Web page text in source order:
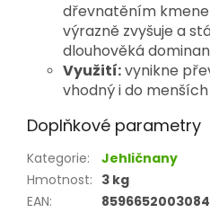
dřevnatěním
výrazně zvyšuje a
dlouhověká
Využití:vynikne
vhodný i do
Doplňkové parametry
Kategorie:
Jehličnany
Hmotnost: 3 kg
EAN:
8596652003084